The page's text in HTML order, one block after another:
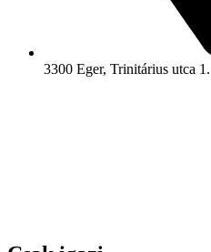
3300 Eger, Trinitárius utca 1.